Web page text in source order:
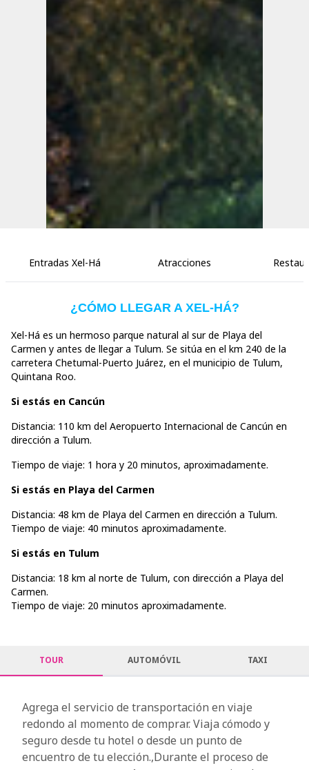
Entradas Xel-Há Atracciones
¿CÓMO LLEGAR A XEL-HÁ?
Xel-Há es un hermoso parque natural al sur de Playa del
Carmen y antes de llegar a Tulum. Se sitúa en el km 240 de la
carretera Chetumal-Puerto Juárez, en el municipio de Tulum,
Quintana Roo.
Si estás en Cancún
Distancia: 110 km del Aeropuerto Internacional de Cancún en
dirección a Tulum.
Tiempo de viaje: 1 hora y 20 minutos, aproximadamente.
Si estás en Playa del Carmen
Distancia: 48 km de Playa del Carmen en dirección a Tulum.
Tiempo de viaje: 40 minutos aproximadamente.
Si estás en Tulum
Distancia: 18 km al norte de Tulum, con dirección a Playa del
Carmen.
Tiempo de viaje: 20 minutos aproximadamente.
TOUR AUTOMÓVIL TAXI
Agrega el servicio de transportación en viaje
redondo al momento de comprar. Viaja cómodo y
seguro desde tu hotel o desde un punto de
encuentro de tu elección.,Durante el proceso de